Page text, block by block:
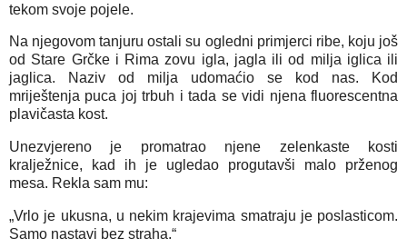
tekom svoje pojele.
Na njegovom tanjuru ostali su ogledni primjerci ribe, koju još
od Stare Grčke i Rima zovu igla, jagla ili od milja iglica ili
jaglica. Naziv od milja udomaćio se kod nas. Kod
mriještenja puca joj trbuh i tada se vidi njena fluorescentna
plavičasta kost.
Unezvjereno je promatrao njene zelenkaste kosti
kralježnice, kad ih je ugledao progutavši malo prženog
mesa. Rekla sam mu:
„Vrlo je ukusna, u nekim krajevima smatraju je poslasticom.
Samo nastavi bez straha.“